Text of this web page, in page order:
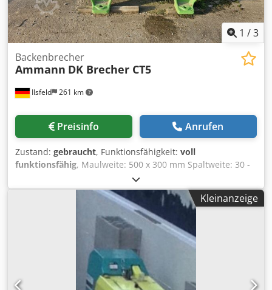
1 /3
Ilsfeld 261 km
Backenbrecher
Ammann DK Brecher CT5
Preisinfo Anrufen
Zustand: gebraucht, Funktionsfähigkeit: voll
funktionsfähig, Maulweite: 500 x 300 mm Spaltweite: 30 -
80 mm Codoy Tyaqjpfx Af Esrf Gewicht: 6.100 kg
Kraftbedarf: 22 kW Die Maschine wurde komplett
werkstattüberholt mit neuen Brechbacken und neuen
Seitenkeilen ausgestattet
Kleinanzeige